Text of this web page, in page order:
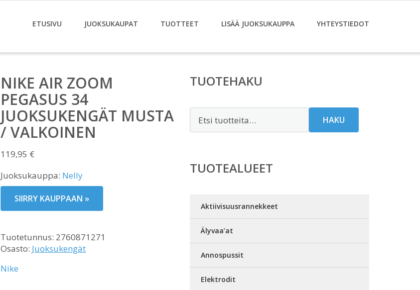
ETUSIVU JUOKSUKAUPAT TUOTTEET LISÄÄ JUOKSUKAUPPA YHTEYSTIEDOT
NIKE AIR ZOOM
PEGASUS 34
JUOKSUKENGÄT MUSTA
/ VALKOINEN
119,95 €
Juoksukauppa: Nelly
SIIRRY KAUPPAAN »
Tuotetunnus: 2760871271
Osasto: Juoksukengät
Nike
TUOTEHAKU
HAKU
TUOTEALUEET
Aktiivisuusrannekkeet
Älyvaa’at
Annospussit
Elektrodit